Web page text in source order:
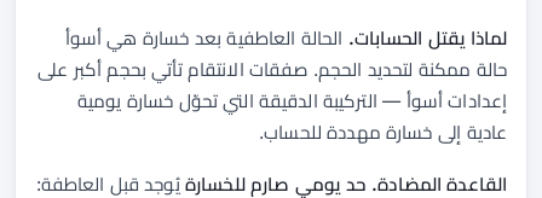
لماذا يقتل الحسابات. الحالة العاطفية بعد خسارة هي أسوأ
حالة ممكنة لتحديد الحجم. صفقات الانتقام تأتي بحجم أكبر على
إعدادات أسوأ — التركيبة الدقيقة التي تحوّل خسارة يومية
عادية إلى خسارة مهددة للحساب.
القاعدة المضادة. حد يومي صارم للخسارةيُوجد قبل العاطفة: